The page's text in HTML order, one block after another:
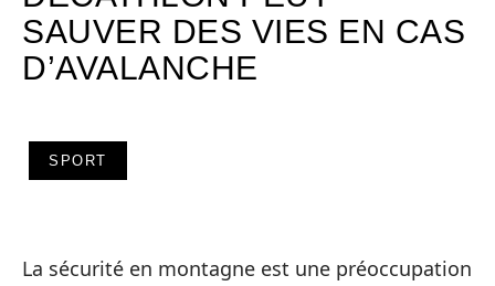
SAUVER DES VIES EN CAS
D’AVALANCHE
SPORT
La sécurité en montagne est une préoccupation